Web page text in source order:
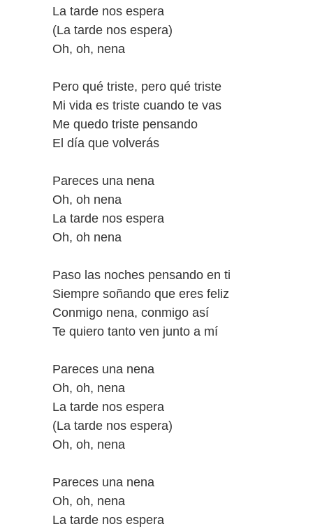
La tarde nos espera
(La tarde nos espera)
Oh, oh, nena
Pero qué triste, pero qué triste
Mi vida es triste cuando te vas
Me quedo triste pensando
El día que volverás
Pareces una nena
Oh, oh nena
La tarde nos espera
Oh, oh nena
Paso las noches pensando en ti
Siempre soñando que eres feliz
Conmigo nena, conmigo así
Te quiero tanto ven junto a mí
Pareces una nena
Oh, oh, nena
La tarde nos espera
(La tarde nos espera)
Oh, oh, nena
Pareces una nena
Oh, oh, nena
La tarde nos espera